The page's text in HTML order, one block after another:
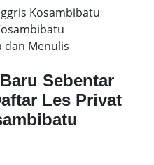
Kosambibatu
dan Menulis
Sebentar
Les Privat